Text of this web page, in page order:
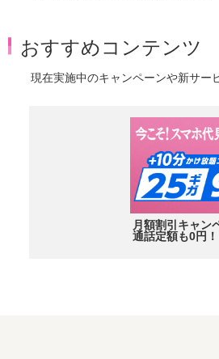
おすすめコンテンツ
現在実施中のキャンペーンや新サー
月額割引キャン
通話定額も0円！